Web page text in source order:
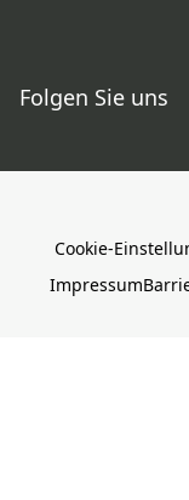
Folgen Sie uns
Cookie-
Impressum